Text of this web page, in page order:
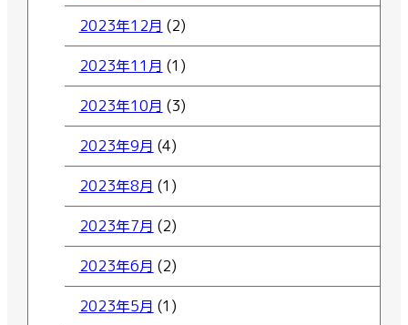
2023年12月 (2)
2023年11月 (1)
2023年10月 (3)
2023年9月 (4)
2023年8月 (1)
2023年7月 (2)
2023年6月 (2)
2023年5月 (1)